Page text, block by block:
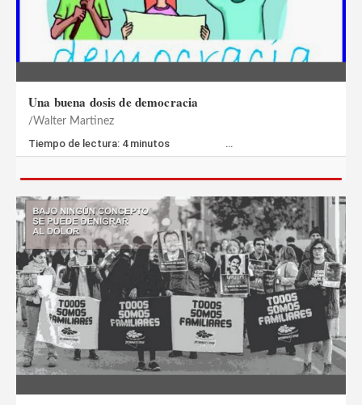
Una buena dosis de democracia
Walter Martinez
Tiempo de lectura: 4 minutos …